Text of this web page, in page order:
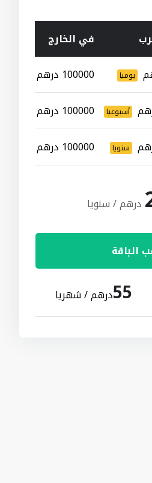
في الخارج
يوميا 100000 درهم
أسبوعيا 100000 درهم
سنويا 100000 درهم
درهم / سنويا
الباقة
55درهم / شهريا